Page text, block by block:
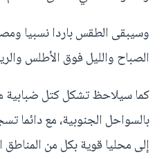
وسيبقى الطقس باردا نسبيا
الصباح والليل فوق الأطلس
كما سيلاحظ تشكل كتل ضبابية
بالسواحل الجنوبية، مع دائما
إلى محليا قوية بكل من